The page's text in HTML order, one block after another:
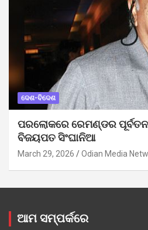
ଦେଶ-ବିଦେଶ
ପରଲୋକରେ ରେମଣ୍ଡର ପୂର୍ବତନ
ବିଜୟପତ ସିଂଘାନିଆ
March 29, 2026 Odian Media
ଆମ ସମ୍ପର୍କରେ